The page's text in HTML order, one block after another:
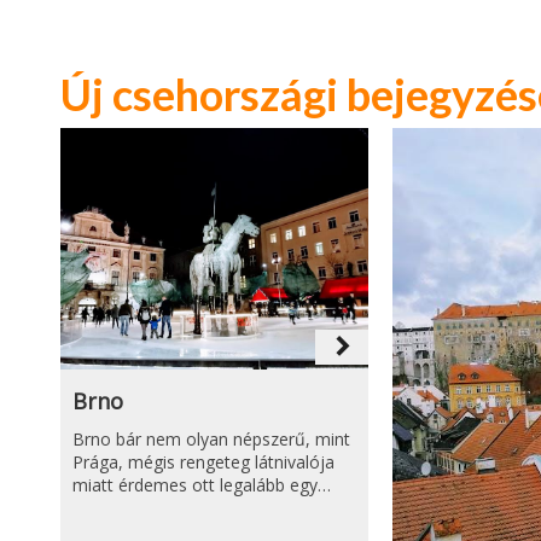
Új csehországi
navigate_next
Brno
Brno bár nem olyan népszerű, mint
Prága, mégis rengeteg látnivalója
miatt érdemes ott legalább egy…